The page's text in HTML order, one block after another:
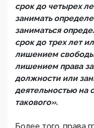
срок до четырех
занимать
заниматься
срок до трех лет
лишением свободы
лишением права
должности или
деятельностью на
такового».